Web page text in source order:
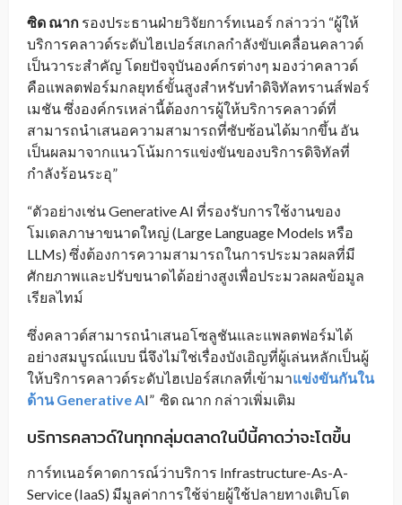
ซิด ณาก รองประธานฝ่ายวิจัยการ์ทเนอร์ กล่าวว่า “ผู้ให้
บริการคลาวด์ระดับไฮเปอร์สเกลกำลังขับเคลื่อนคลาวด์
เป็นวาระสำคัญ โดยปัจจุบันองค์กรต่างๆ มองว่าคลาวด์
คือแพลตฟอร์มกลยุทธ์ขั้นสูงสำหรับทำดิจิทัลทรานส์ฟอร์
เมชัน ซึ่งองค์กรเหล่านี้ต้องการผู้ให้บริการคลาวด์ที่
สามารถนำเสนอความสามารถที่ซับซ้อนได้มากขึ้น อัน
เป็นผลมาจากแนวโน้มการแข่งขันของบริการดิจิทัลที่
กำลังร้อนระอุ”
“ตัวอย่างเช่น Generative AI ที่รองรับการใช้งานของ
โมเดลภาษาขนาดใหญ่ (Large Language Models หรือ
LLMs) ซึ่งต้องการความสามารถในการประมวลผลที่มี
ศักยภาพและปรับขนาดได้อย่างสูงเพื่อประมวลผลข้อมูล
เรียลไทม์
ซึ่งคลาวด์สามารถนำเสนอโซลูชันและแพลตฟอร์มได้
อย่างสมบูรณ์แบบ นี่จึงไม่ใช่เรื่องบังเอิญที่ผู้เล่นหลักเป็นผู้
ให้บริการคลาวด์ระดับไฮเปอร์สเกลที่เข้ามาแข่งขันกันใน
ด้าน Generative AI” ซิด ณาก กล่าวเพิ่มเติม
บริการคลาวด์ในทุกกลุ่มตลาดในปีนี้คาดว่าจะโตขึ้น
การ์ทเนอร์คาดการณ์ว่าบริการ Infrastructure-As-A-
Service (IaaS) มีมูลค่าการใช้จ่ายผู้ใช้ปลายทางเติบโต